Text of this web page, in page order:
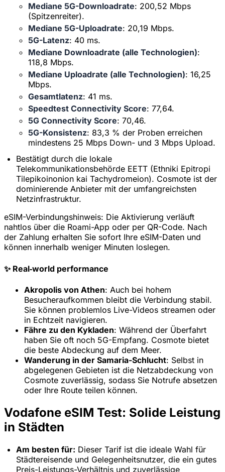
Mediane 5G-Downloadrate: 200,52 Mbps
(Spitzenreiter).
Mediane 5G-Uploadrate: 20,19 Mbps.
5G-Latenz: 40 ms.
Mediane Downloadrate (alle Technologien):
118,8 Mbps.
Mediane Uploadrate (alle Technologien): 16,25
Mbps.
Gesamtlatenz: 41 ms.
Speedtest Connectivity Score: 77,64.
5G Connectivity Score: 70,46.
5G-Konsistenz: 83,3 % der Proben erreichen
mindestens 25 Mbps Down- und 3 Mbps Upload.
Bestätigt durch die lokale
Telekommunikationsbehörde EETT (Ethniki Epitropi
Tilepikoinonion kai Tachydromeion). Cosmote ist der
dominierende Anbieter mit der umfangreichsten
Netzinfrastruktur.
eSIM-Verbindungshinweis: Die Aktivierung verläuft
nahtlos über die Roami-App oder per QR-Code. Nach
der Zahlung erhalten Sie sofort Ihre eSIM-Daten und
können innerhalb weniger Minuten loslegen.
✨ Real‑world performance
Akropolis von Athen: Auch bei hohem
Besucheraufkommen bleibt die Verbindung stabil.
Sie können problemlos Live-Videos streamen oder
in Echtzeit navigieren.
Fähre zu den Kykladen: Während der Überfahrt
haben Sie oft noch 5G-Empfang. Cosmote bietet
die beste Abdeckung auf dem Meer.
Wanderung in der Samaria-Schlucht: Selbst in
abgelegenen Gebieten ist die Netzabdeckung von
Cosmote zuverlässig, sodass Sie Notrufe absetzen
oder Ihre Route teilen können.
Vodafone eSIM Test: Solide Leistung
in Städten
Am besten für: Dieser Tarif ist die ideale Wahl für
Städtereisende und Gelegenheitsnutzer, die ein gutes
Preis-Leistungs-Verhältnis und zuverlässige